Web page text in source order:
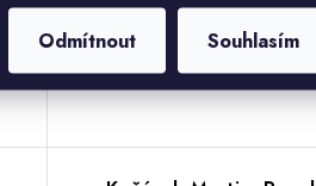
Odmítnout Souhlasím